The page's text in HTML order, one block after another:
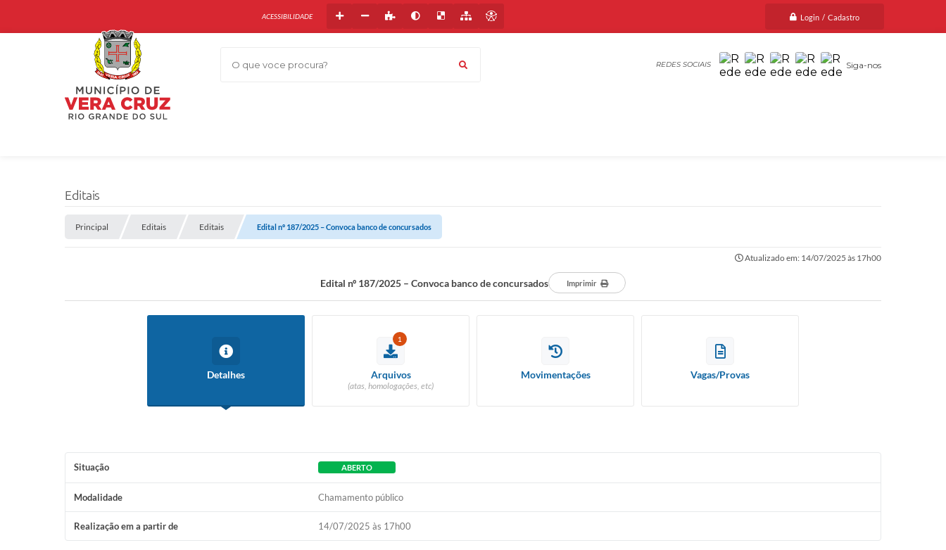
Login / Cadastro
O que voce procura? Siga-nos
ACESSIBILIDADE
Editais
Principal Editais Editais Edital nº 187/2025 – Convoca banco de concursados
Atualizado em: 14/07/2025 às 17h00
Edital nº 187/2025 – Convoca banco de concursados Imprimir
Detalhes
1
Arquivos
(atas, homologações, etc)
Movimentações Vagas/Provas
Situação ABERTO
Modalidade Chamamento público
Realização em a partir de 14/07/2025 às 17h00